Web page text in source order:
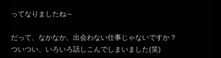
ってなりましたね～
だって、なかなか、出会わない仕事じゃないですか？
ついつい、いろいろ話しこんでしまいました(笑)